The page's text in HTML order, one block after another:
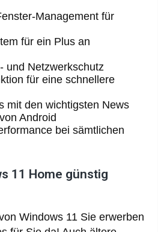
Management für
für ein Plus an
und Netzwerkschutz
für eine schnellere
mit den wichtigsten News
Android
bei sämtlichen
11 Home günstig
Windows 11 Sie erwerben